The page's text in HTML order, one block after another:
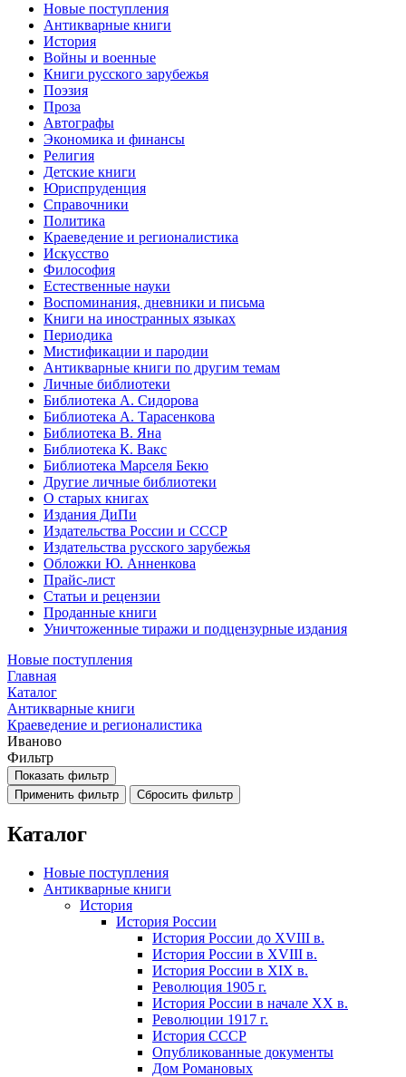
Новые поступления
Антикварные книги
История
Войны и военные
Книги русского зарубежья
Поэзия
Проза
Автографы
Экономика и финансы
Религия
Детские книги
Юриспруденция
Справочники
Политика
Краеведение и регионалистика
Искусство
Философия
Естественные науки
Воспоминания, дневники и письма
Книги на иностранных языках
Периодика
Мистификации и пародии
Антикварные книги по другим темам
Личные библиотеки
Библиотека А. Сидорова
Библиотека А. Тарасенкова
Библиотека В. Яна
Библиотека К. Вакс
Библиотека Марселя Бекю
Другие личные библиотеки
О старых книгах
Издания ДиПи
Издательства России и СССР
Издательства русского зарубежья
Обложки Ю. Анненкова
Прайс-лист
Статьи и рецензии
Проданные книги
Уничтоженные тиражи и подцензурные издания
Новые поступления
Главная
Каталог
Антикварные книги
Краеведение и регионалистика
Иваново
Фильтр
Показать фильтр
Каталог
Новые поступления
Антикварные книги
История
История России
История России до XVIII в.
История России в XVIII в.
История России в XIX в.
Революция 1905 г.
История России в начале XX в.
Революции 1917 г.
История СССР
Опубликованные документы
Дом Романовых